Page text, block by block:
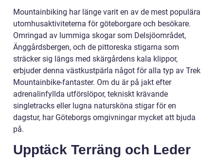
Mountainbiking har länge varit en av de mest populära
utomhusaktiviteterna för göteborgare och besökare.
Omringad av lummiga skogar som Delsjöområdet,
Änggårdsbergen, och de pittoreska stigarna som
sträcker sig längs med skärgårdens kala klippor,
erbjuder denna västkustpärla något för alla typ av Trek
Mountainbike-fantaster. Om du är på jakt efter
adrenalinfyllda utförslöpor, tekniskt krävande
singletracks eller lugna natursköna stigar för en
dagstur, har Göteborgs omgivningar mycket att bjuda
på.
Upptäck Terräng och Leder